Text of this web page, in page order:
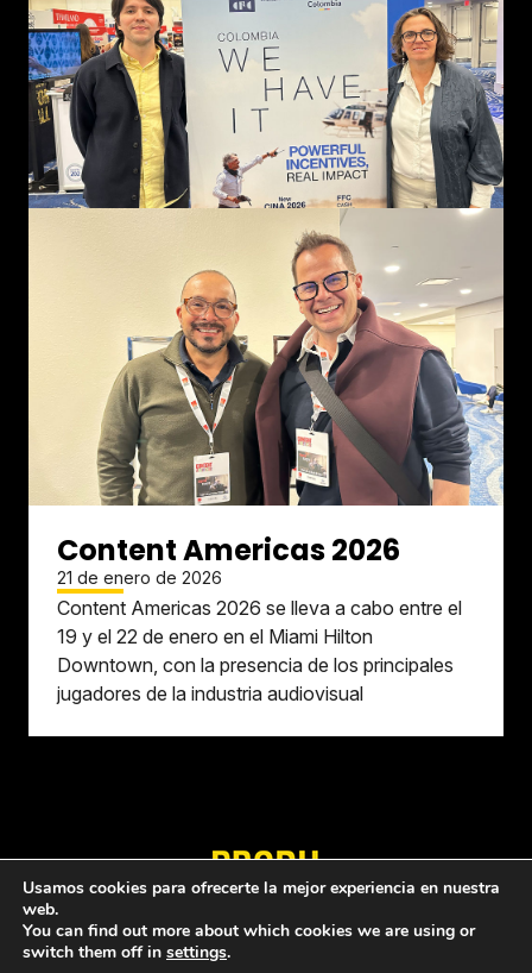
Content Americas 2026
21 de enero de 2026
Content Americas 2026 se lleva a cabo entre el
19 y el 22 de enero en el Miami Hilton
Downtown, con la presencia de los principales
jugadores de la industria audiovisual
Usamos cookies para ofrecerte la mejor experiencia en nuestra
web.
You can find out more about which cookies we are using or
switch them off in settings.